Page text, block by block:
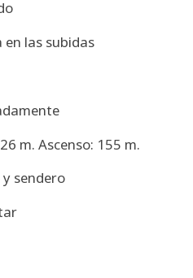
las subidas
m. Ascenso: 155 m.
sendero